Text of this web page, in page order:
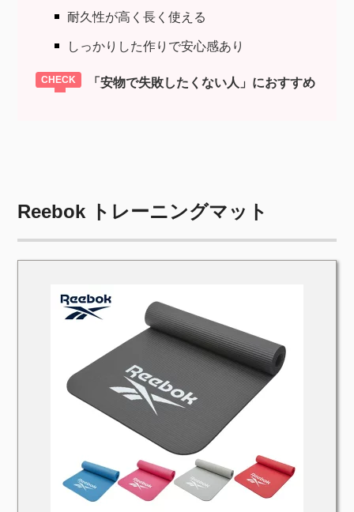
耐久性が高く長く使える
しっかりした作りで安心感あり
「安物で失敗したくない人」におすすめ
Reebok トレーニングマット